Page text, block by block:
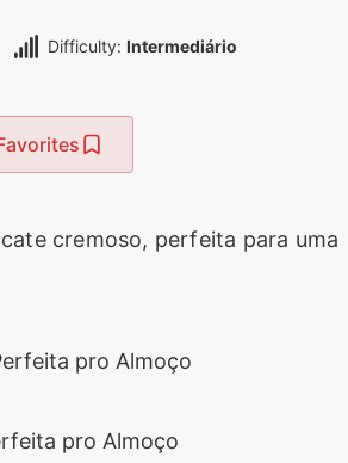
Difficulty: Intermediário
cremoso, perfeita para uma
pro Almoço